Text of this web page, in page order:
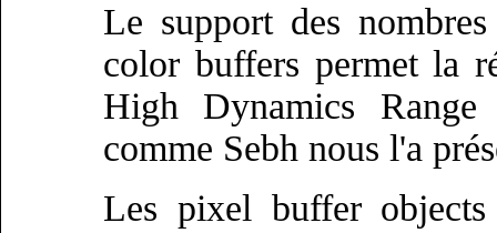
Le support des
color buffers permet la
High Dynamics
comme Sebh nous l'a
Les pixel buffer